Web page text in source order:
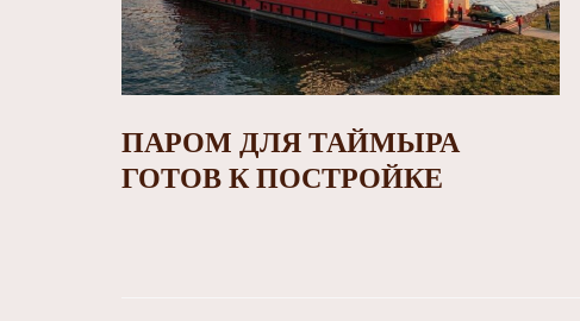
ПАРОМ ДЛЯ ТАЙМЫРА
ГОТОВ К ПОСТРОЙКЕ